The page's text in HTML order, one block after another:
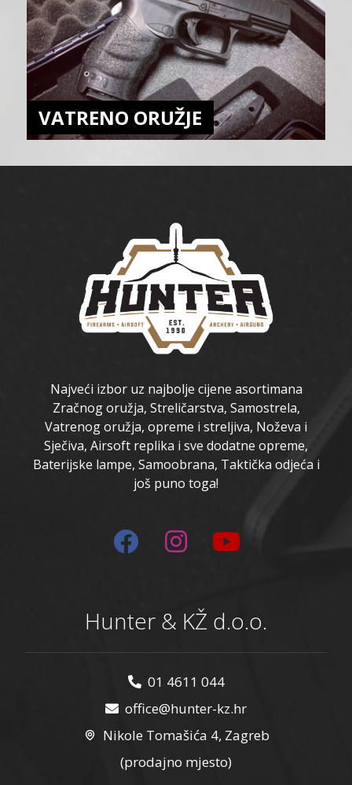
VATRENO ORUŽJE
Najveći izbor uz najbolje cijene asortimana
Zračnog oružja, Streličarstva, Samostrela,
Vatrenog oružja, opreme i streljiva, Noževa i
Sječiva, Airsoft replika i sve dodatne opreme,
Baterijske lampe, Samoobrana, Taktička odjeća i
još puno toga!
Hunter & KŽ d.o.o.
01 4611 044
office@hunter-kz.hr
Nikole Tomašića 4, Zagreb
(prodajno mjesto)